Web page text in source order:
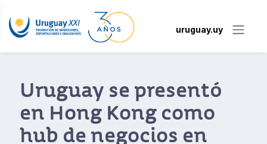
uruguay.uy
Uruguay se presentó
en Hong Kong como
hub de negocios en